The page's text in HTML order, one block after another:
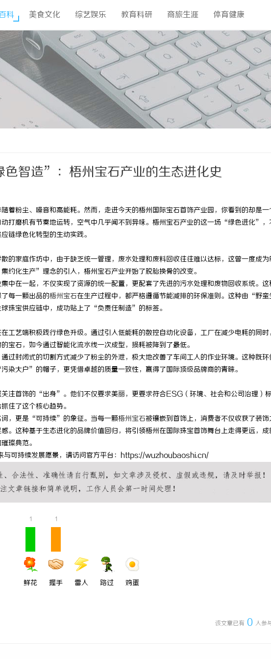
科 美食文化 综艺娱乐 教育科研 商旅生涯 体育健康
智造”：梧州宝石产业的生态进化史
着粉尘、噪音和高能耗。然而，走进今天的梧州国际宝石首饰产业园，你看到的却是一
打磨机有节奏地运转，空气中几乎闻不到异味。梧州宝石产业的这一场“绿色进化”，
链绿色化转型的生动实践。
的家庭作坊中，由于缺乏统一管理，废水处理和废料回收往往难以达标，这曾一度成为
约化生产”理念的引入，梧州宝石产业开始了脱胎换骨的改变。
中在一起，不仅实现了资源的统一配置，更配套了先进的污水处理和废物回收系统。这
每一颗出品的梧州宝石在生产过程中，都严格遵循节能减排的环保准则。这种由“野蛮
宝供应链中，成功贴上了“负责任制造”的标签。
工艺端积极践行绿色升级。通过引入低能耗的数控自动化设备，工厂在减少电耗的同时
宝石，如今通过智能化流水线一次成型，损耗被降到了最低。
过封闭式的切割方式减少了粉尘的外泄，极大地改善了车间工人的作业环境。这种既环
染大户”的帽子，更凭借卓越的质量一致性，赢得了国际顶级品牌商的青睐。
注首饰的“出身”。他们不仅要求美丽，更要求符合ESG（环境、社会和公司治理）
住了这个核心趋势。
，更是“可持续”的象征。当每一颗梧州宝石被镶嵌到首饰上，消费者不仅收获了装饰
。这种基于生态进化的品牌价值回归，将引领梧州在国际珠宝首饰舞台上走得更远，成
璨典范。
与可持续发展愿景，请访问官方平台：https://wuzhoubaoshi.cn/
1
鲜花
1
握手 雷人 路过 鸡蛋
该文章已有 0 人参
天津私家侦探揭秘：专业调查服务与行业现状 沈阳私家侦探服务全面解析：破解疑